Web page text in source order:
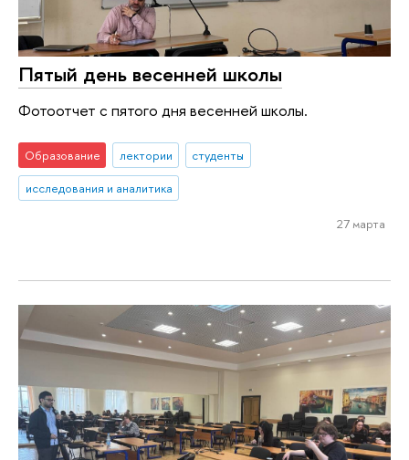
Пятый день весенней школы
Фотоотчет с пятого дня весенней школы.
Образование лектории
студенты
исследования и аналитика
27 марта